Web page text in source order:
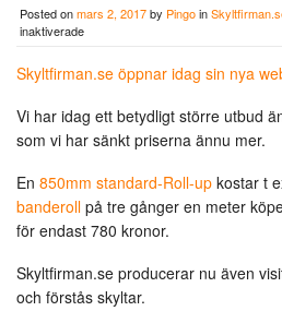
Posted onmars 2, 2017by Pingoin
inaktiveradeför
WEBSHOP
–
öppen!
Skyltfirman.se öppnar idag sin nya
Vi har idag ett betydligt större utbud
som vi har sänkt priserna ännu mer.
En 850mm standard-Roll-up kostar t
banderoll på tre gånger en meter
för endast 780 kronor.
Skyltfirman.se producerar nu även
och förstås skyltar.